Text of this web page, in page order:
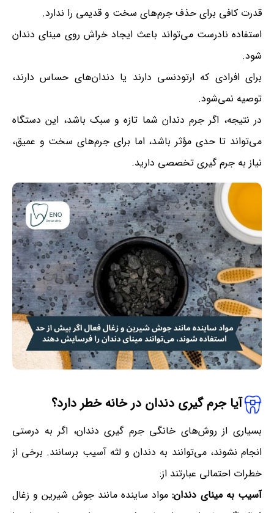
قدرت کافی برای حذف جرم‌های سخت و قدیمی را ندارد.
استفاده نادرست می‌تواند باعث ایجاد خراش روی مینای دندان
شود.
برای افرادی که ارتودنسی دارند یا دندان‌های حساس دارند،
توصیه نمی‌شود.
در نتیجه، اگر جرم دندان شما تازه و سبک باشد، این دستگاه
می‌تواند تا حدی مؤثر باشد، اما برای جرم‌های سخت و عمیق،
نیاز به جرم گیری تخصصی دارید.
آیا جرم گیری دندان در خانه خطر دارد؟
بسیاری از روش‌های خانگی جرم گیری دندان، اگر به درستی
انجام نشوند، می‌توانند به دندان و لثه آسیب برسانند. برخی از
خطرات احتمالی عبارتند از:
آسیب به مینای دندان:مواد ساینده مانند جوش شیرین و زغال